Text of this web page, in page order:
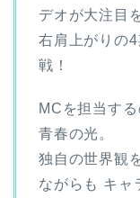
デオが大注目
右肩上がりの
戦！
MCを担当す
青春の光。
独自の世界観
ながらも キャ